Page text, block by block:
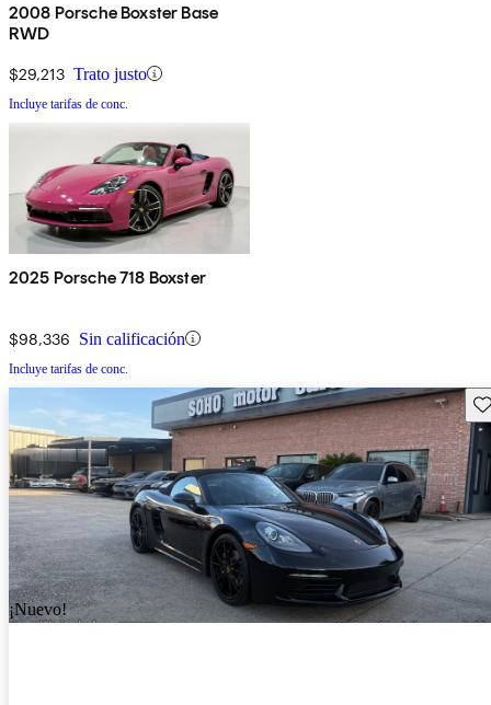
2008 Porsche Boxster Base
RWD
$29,213 Trato justo
Incluye tarifas de conc.
2025 Porsche 718 Boxster
$98,336 Sin calificación
Incluye tarifas de conc.
¡Nuevo!